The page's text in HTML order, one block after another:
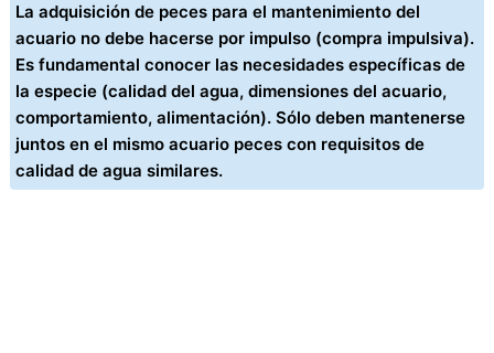
La adquisición de peces para el mantenimiento del
acuario no debe hacerse por impulso (compra impulsiva).
Es fundamental conocer las necesidades específicas de
la especie (calidad del agua, dimensiones del acuario,
comportamiento, alimentación). Sólo deben mantenerse
juntos en el mismo acuario peces con requisitos de
calidad de agua similares.